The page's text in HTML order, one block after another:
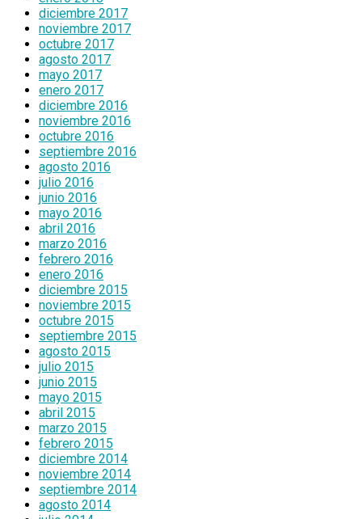
diciembre 2017
noviembre 2017
octubre 2017
agosto 2017
mayo 2017
enero 2017
diciembre 2016
noviembre 2016
octubre 2016
septiembre 2016
agosto 2016
julio 2016
junio 2016
mayo 2016
abril 2016
marzo 2016
febrero 2016
enero 2016
diciembre 2015
noviembre 2015
octubre 2015
septiembre 2015
agosto 2015
julio 2015
junio 2015
mayo 2015
abril 2015
marzo 2015
febrero 2015
diciembre 2014
noviembre 2014
septiembre 2014
agosto 2014